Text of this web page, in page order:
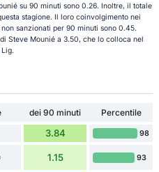
su 90 minuti sono 0.26. Inoltre, il totale
stagione. Il loro coinvolgimento nei
sanzionati per 90 minuti sono 0.45.
Steve Mounié a 3.50, che lo colloca nel
dei 90 minuti
Percentile
3.84 98
1.15 93